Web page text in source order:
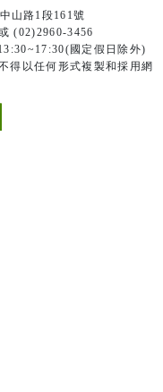
山路1段161號
(02)2960-3456
國定假日除外)
得以任何形式複製和採用網